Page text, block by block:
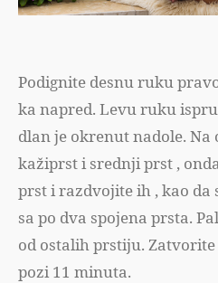
Podignite desnu ruku
ka napred. Levu ruku
dlan je okrenut nadole. Na
kažiprst i srednji prst ,
prst i razdvojite ih , kao
sa po dva spojena prsta.
od ostalih prstiju.
pozi 11 minuta.